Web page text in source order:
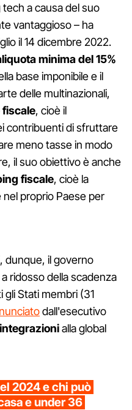
a causa del suo
vantaggioso – ha
il 14 dicembre 2022.
minima del 15%
base imponibile e il
delle multinazionali,
fiscale, cioè il
contribuenti di sfruttare
meno tasse in modo
il suo obiettivo è anche
fiscale, cioè la
nel proprio Paese per
dunque, il governo
ridosso della scadenza
Stati membri (31
dall'esecutivo
integrazionialla global
2024 e chi può
e under 36